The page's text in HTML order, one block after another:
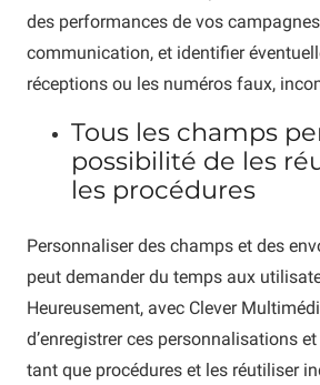
des performances de vos
communication, et identifier
réceptions ou les numéros faux,
Tous les champs
possibilité de les
les procédures
Personnaliser des champs et des
peut demander du temps aux
Heureusement, avec Clever
d’enregistrer ces personnalisations
tant que procédures et les réutiliser